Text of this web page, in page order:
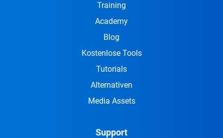
Training
Academy
Blog
Kostenlose Tools
Tutorials
Alternativen
Media Assets
Support